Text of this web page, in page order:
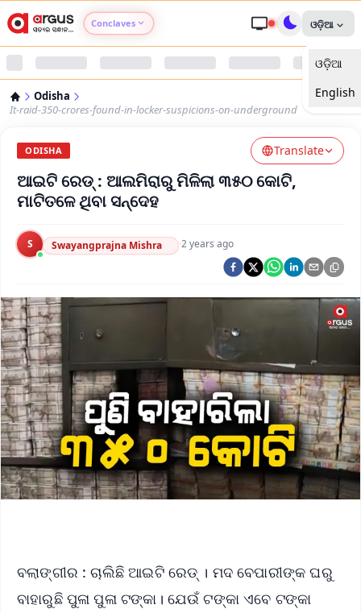
Conclaves
Argus Nari Shakti
Argus Health Connect
Argus Swaad Odisha
Argus Chalo Dekhein Apna Desh
ଓଡ଼ିଆ
ଓଡ଼ିଆ
English
Odisha
It-raid-350-crores-found-in-locker-suspicions-on-underground
ODISHA Translate
ଆଇଟି ରେଡ୍ : ଆଲମିରାରୁ ମିଳିଲା ୩୫୦ କୋଟି,
ମାଟିତଳେ ଥିବା ସନ୍ଦେହ
S Swayangprajna Mishra ·2 years ago
ବଲାଙ୍ଗୀର : ଚାଲିଛି ଆଇଟି ରେଡ୍ । ମଦ ବେପାରୀଙ୍କ ଘରୁ
ବାହାରୁଛି ପୁଳା ପୁଳା ଟଙ୍କା। ଯେଉଁ ଟଙ୍କା ଏବେ ଟଙ୍କା